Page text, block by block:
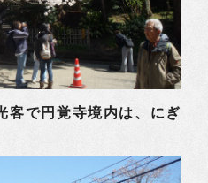
客で円覚寺境内は、にぎ